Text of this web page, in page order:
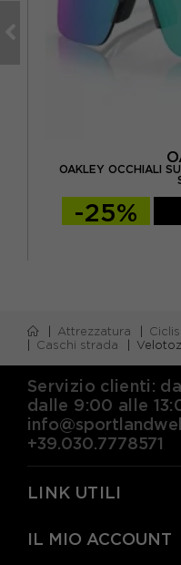
OAKLEY OCCHIALI
-25%
Attrezzatura Ciclismo,
Caschi strada
Velotoze
Servizio clienti:
dalle 9:00 alle
+39.030.7778571
LINK UTILI
IL MIO ACCOUNT